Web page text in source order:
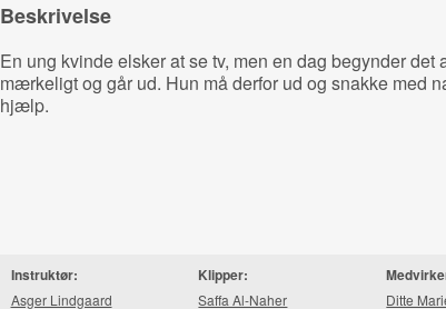
Beskrivelse
En ung kvinde elsker at se tv, men en dag begynder det
mærkeligt og går ud. Hun må derfor ud og snakke med
hjælp.
Instruktør:
Asger Lindgaard
Klipper:
Saffa Al-Naher Ditte